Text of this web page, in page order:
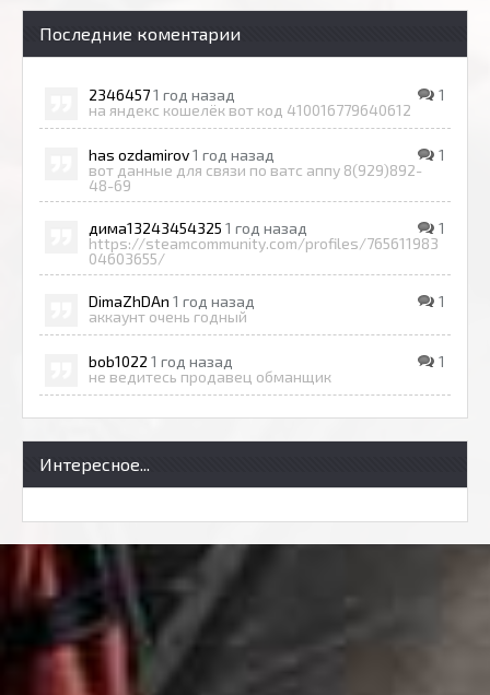
Последние коментарии
23464571 год назад
1
на яндекс кошелёк вот код 410016779640612
has ozdamirov1 год назад
1
вот данные для связи по ватс аппу 8(929)892-
48-69
дима13243454325 1 год назад
1
https://steamcommunity.com/profiles/765611983
04603655/
DimaZhDAn 1 год назад
1
аккаунт очень годный
bob1022 1 год назад
1
не ведитесь продавец обманщик
Интересное...